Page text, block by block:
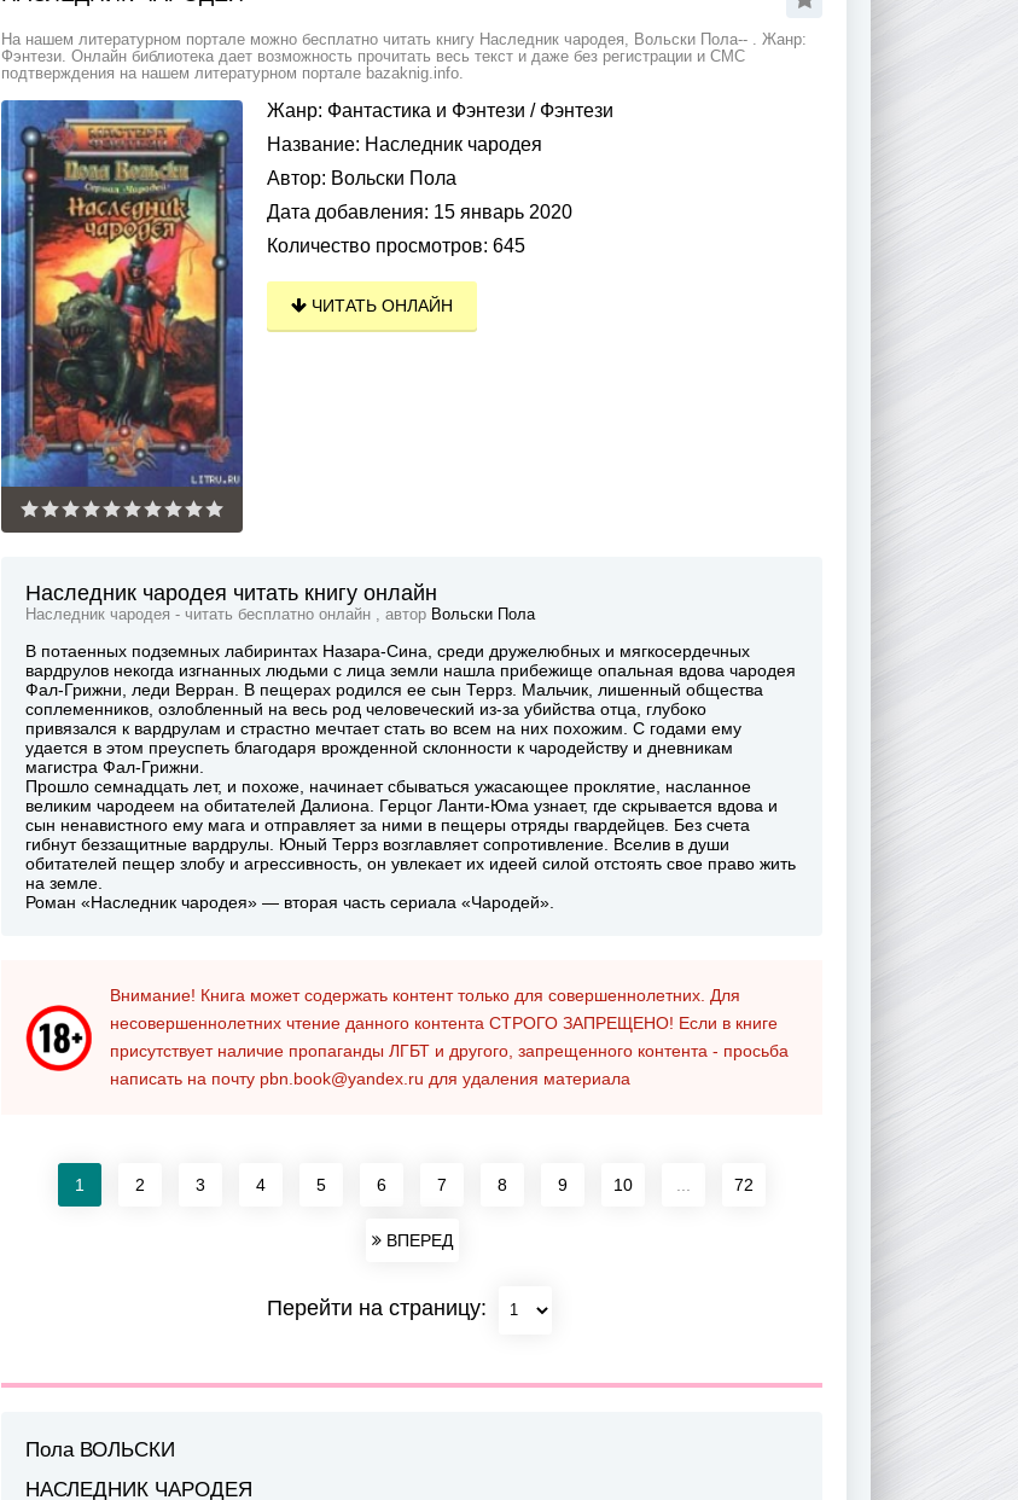
На нашем литературном портале можно бесплатно читать книгу Наследник чародея, Вольски Пола-- . Жанр:
Фэнтези. Онлайн библиотека дает возможность прочитать весь текст и даже без регистрации и СМС
подтверждения на нашем литературном портале bazaknig.info.
Жанр: Фантастика и Фэнтези / Фэнтези
Название: Наследник чародея
Автор: Вольски Пола
Дата добавления: 15 январь 2020
Количество просмотров: 645
ЧИТАТЬ ОНЛАЙН
Наследник чародея читать книгу онлайн
Наследник чародея - читать бесплатно онлайн , автор Вольски Пола
В потаенных подземных лабиринтах Назара-Сина, среди дружелюбных и мягкосердечных
вардрулов некогда изгнанных людьми с лица земли нашла прибежище опальная вдова чародея
Фал-Грижни, леди Верран. В пещерах родился ее сын Террз. Мальчик, лишенный общества
соплеменников, озлобленный на весь род человеческий из-за убийства отца, глубоко
привязался к вардрулам и страстно мечтает стать во всем на них похожим. С годами ему
удается в этом преуспеть благодаря врожденной склонности к чародейству и дневникам
магистра Фал-Грижни.
Прошло семнадцать лет, и похоже, начинает сбываться ужасающее проклятие, насланное
великим чародеем на обитателей Далиона. Герцог Ланти-Юма узнает, где скрывается вдова и
сын ненавистного ему мага и отправляет за ними в пещеры отряды гвардейцев. Без счета
гибнут беззащитные вардрулы. Юный Террз возглавляет сопротивление. Вселив в души
обитателей пещер злобу и агрессивность, он увлекает их идеей силой отстоять свое право жить
на земле.
Роман «Наследник чародея» — вторая часть сериала «Чародей».
Внимание! Книга может содержать контент только для совершеннолетних. Для
несовершеннолетних чтение данного контента СТРОГО ЗАПРЕЩЕНО! Если в книге
присутствует наличие пропаганды ЛГБТ и другого, запрещенного контента - просьба
написать на почту pbn.book@yandex.ru для удаления материала
1 2 3 4 5 6 7 8 9 10 72
ВПЕРЕД
Перейти на страницу:
Пола ВОЛЬСКИ
НАСЛЕДНИК ЧАРОДЕЯ